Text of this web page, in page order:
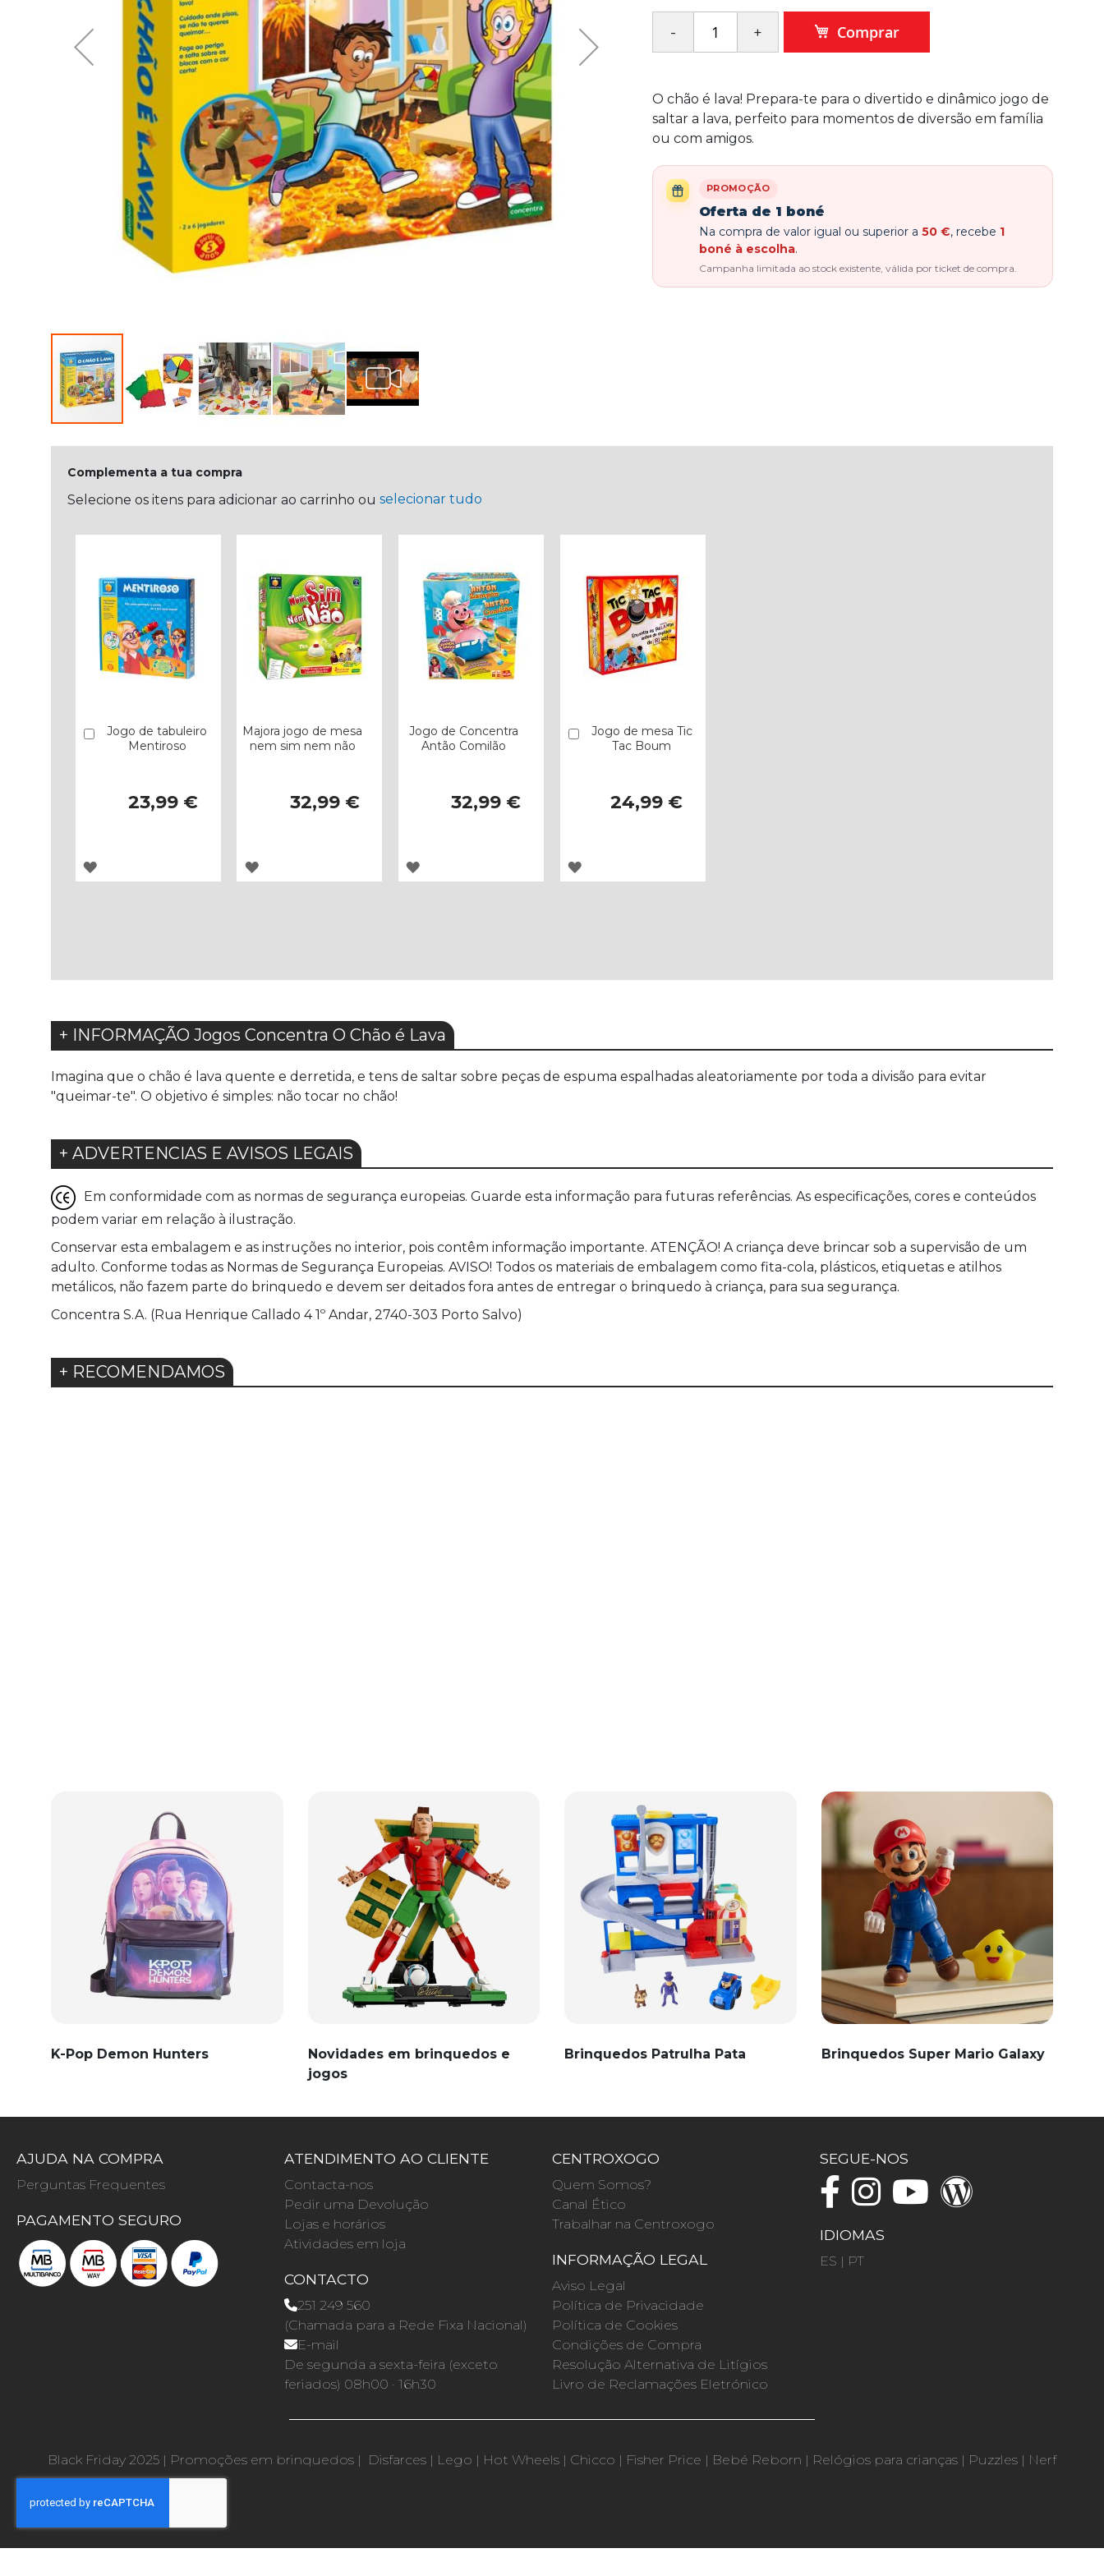
Comprar
O chão é lava! Prepara-te para o divertido e dinâmico jogo de
saltar a lava, perfeito para momentos de diversão em família
ou com amigos.
PROMOÇÃO
Oferta de 1 boné
Na compra de valor igual ou superior a 50 €, recebe 1
boné à escolha.
Campanha limitada ao stock existente, válida por ticket de compra.
Complementa a tua compra
Selecione os itens para adicionar ao carrinho ou selecionar tudo
Jogo de tabuleiro
Mentiroso
23,99 €
Comprar
ADICIONAR
DESEJOS
Majora jogo de mesa
nem sim nem não
32,99 €
ADICIONAR
DESEJOS
Jogo de Concentra
Antão Comilão
32,99 €
ADICIONAR
DESEJOS
Jogo de mesa Tic
Tac Boum
24,99 €
Comprar
ADICIONAR
DESEJOS
+ INFORMAÇÃO Jogos Concentra O Chão é Lava
Imagina que o chão é lava quente e derretida, e tens de saltar sobre peças de espuma espalhadas aleatoriamente por toda a divisão para evitar
"queimar-te". O objetivo é simples: não tocar no chão!
+ ADVERTENCIAS E AVISOS LEGAIS
Em conformidade com as normas de segurança europeias. Guarde esta informação para futuras referências. As especificações, cores e conteúdos
podem variar em relação à ilustração.
Conservar esta embalagem e as instruções no interior, pois contêm informação importante. ATENÇÃO! A criança deve brincar sob a supervisão de um
adulto. Conforme todas as Normas de Segurança Europeias. AVISO! Todos os materiais de embalagem como fita-cola, plásticos, etiquetas e atilhos
metálicos, não fazem parte do brinquedo e devem ser deitados fora antes de entregar o brinquedo à criança, para sua segurança.
Concentra S.A. (Rua Henrique Callado 4 1º Andar, 2740-303 Porto Salvo)
+ RECOMENDAMOS
K-Pop Demon Hunters
Novidades em brinquedos e
jogos
Brinquedos Patrulha Pata Brinquedos Super Mario Galaxy
AJUDA NA COMPRA
Perguntas Frequentes
PAGAMENTO SEGURO
ATENDIMENTO AO CLIENTE
Contacta-nos
Pedir uma Devolução
Lojas e horários
Atividades em loja
CONTACTO
251 249 560
(Chamada para a Rede Fixa Nacional)
E-mail
De segunda a sexta-feira (exceto
feriados) 08h00 · 16h30
CENTROXOGO
Quem Somos?
Canal Ético
Trabalhar na Centroxogo
INFORMAÇÃO LEGAL
Aviso Legal
Política de Privacidade
Política de Cookies
Condições de Compra
Resolução Alternativa de Litígios
Livro de Reclamações Eletrónico
SEGUE-NOS
IDIOMAS
ES | PT
Black Friday 2025 | Promoções em brinquedos | Disfarces | Lego | Hot Wheels | Chicco | Fisher Price | Bebé Reborn | Relógios para crianças | Puzzles | Nerf